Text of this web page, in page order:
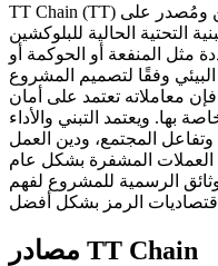
العقود الآجلة USDC
TT Chain (TT) هو رمز رقمي قائم على البلوكشين ومُصدر على
التحتية الحالية للبلوكشين
مثل المنفعة أو الحوكمة أو
معاملاته تعتمد على أمان
بها. ويعتمد التبني والأداء
المجتمع، ودين العمل
الرسمية للمشروع لفهم
مصادر TT Chain